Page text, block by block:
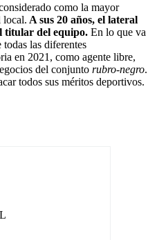
como la mayor
local. A sus 20 años, el lateral
titular del equipo. En lo que va
las diferentes
en 2021, como agente libre,
del conjunto rubro-negro.
todos sus méritos deportivos.